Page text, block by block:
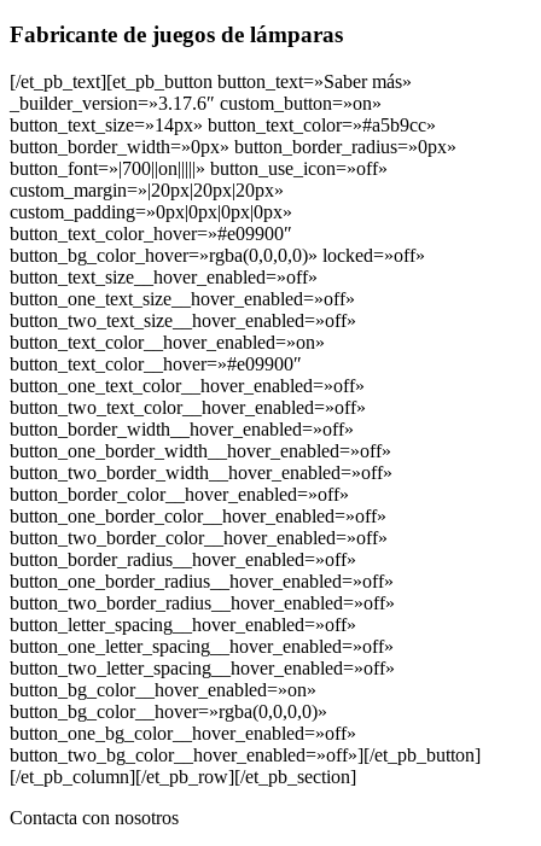
Fabricante de juegos de lámparas
[/et_pb_text][et_pb_button button_text=»Saber más»
_builder_version=»3.17.6″ custom_button=»on»
button_text_size=»14px» button_text_color=»#a5b9cc»
button_border_width=»0px» button_border_radius=»0px»
button_font=»|700||on|||||» button_use_icon=»off»
custom_margin=»|20px|20px|20px»
custom_padding=»0px|0px|0px|0px»
button_text_color_hover=»#e09900″
button_bg_color_hover=»rgba(0,0,0,0)» locked=»off»
button_text_size__hover_enabled=»off»
button_one_text_size__hover_enabled=»off»
button_two_text_size__hover_enabled=»off»
button_text_color__hover_enabled=»on»
button_text_color__hover=»#e09900″
button_one_text_color__hover_enabled=»off»
button_two_text_color__hover_enabled=»off»
button_border_width__hover_enabled=»off»
button_one_border_width__hover_enabled=»off»
button_two_border_width__hover_enabled=»off»
button_border_color__hover_enabled=»off»
button_one_border_color__hover_enabled=»off»
button_two_border_color__hover_enabled=»off»
button_border_radius__hover_enabled=»off»
button_one_border_radius__hover_enabled=»off»
button_two_border_radius__hover_enabled=»off»
button_letter_spacing__hover_enabled=»off»
button_one_letter_spacing__hover_enabled=»off»
button_two_letter_spacing__hover_enabled=»off»
button_bg_color__hover_enabled=»on»
button_bg_color__hover=»rgba(0,0,0,0)»
button_one_bg_color__hover_enabled=»off»
button_two_bg_color__hover_enabled=»off»][/et_pb_button]
[/et_pb_column][/et_pb_row][/et_pb_section]
Contacta con nosotros